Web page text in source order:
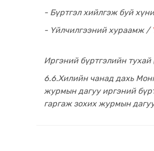
- Бүртгэл хийлгэж буй
- Үйлчилгээний хураамж /
Иргэний бүртгэлийн тухай
6.6.Хилийн чанад дахь
журмын дагуу иргэний
гаргаж зохих журмын